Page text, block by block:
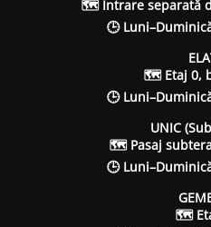
🗺 Intrare separată
🕒
🗺 Etaj 0,
🕒
UNIC
🗺 Pasaj
🕒
🗺